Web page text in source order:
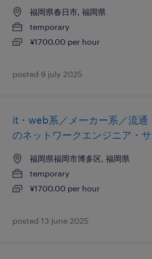
福岡県春日市, 福岡県
temporary
¥1700.00 per hour
posted 9 july 2025
it・web系／メーカー系／流通
のネットワークエンジニア・
福岡県福岡市博多区, 福岡県
temporary
¥1700.00 per hour
posted 13 june 2025